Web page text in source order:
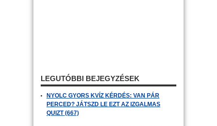
LEGUTÓBBI BEJEGYZÉSEK
NYOLC GYORS KVÍZ KÉRDÉS: VAN PÁR
PERCED? JÁTSZD LE EZT AZ IZGALMAS
QUIZT (667)